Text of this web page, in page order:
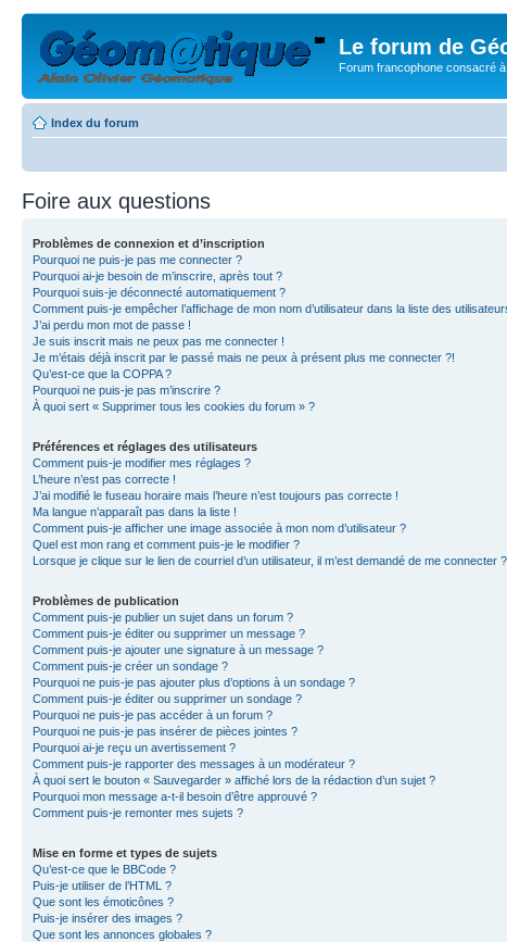
Le forum de
Forum francophone consacré
Index du forum
Foire aux questions
Problèmes de connexion et d’inscription
Pourquoi ne puis-je pas me connecter ?
Pourquoi ai-je besoin de m’inscrire, après tout ?
Pourquoi suis-je déconnecté automatiquement ?
Comment puis-je empêcher l’affichage de mon nom d’utilisateur dans la liste des
J’ai perdu mon mot de passe !
Je suis inscrit mais ne peux pas me connecter !
Je m’étais déjà inscrit par le passé mais ne peux à présent plus me connecter ?!
Qu’est-ce que la COPPA ?
Pourquoi ne puis-je pas m’inscrire ?
À quoi sert « Supprimer tous les cookies du forum » ?
Préférences et réglages des utilisateurs
Comment puis-je modifier mes réglages ?
L’heure n’est pas correcte !
J’ai modifié le fuseau horaire mais l’heure n’est toujours pas correcte !
Ma langue n’apparaît pas dans la liste !
Comment puis-je afficher une image associée à mon nom d’utilisateur ?
Quel est mon rang et comment puis-je le modifier ?
Lorsque je clique sur le lien de courriel d’un utilisateur, il m’est demandé de me connecter ?
Problèmes de publication
Comment puis-je publier un sujet dans un forum ?
Comment puis-je éditer ou supprimer un message ?
Comment puis-je ajouter une signature à un message ?
Comment puis-je créer un sondage ?
Pourquoi ne puis-je pas ajouter plus d’options à un sondage ?
Comment puis-je éditer ou supprimer un sondage ?
Pourquoi ne puis-je pas accéder à un forum ?
Pourquoi ne puis-je pas insérer de pièces jointes ?
Pourquoi ai-je reçu un avertissement ?
Comment puis-je rapporter des messages à un modérateur ?
À quoi sert le bouton « Sauvegarder » affiché lors de la rédaction d’un sujet ?
Pourquoi mon message a-t-il besoin d’être approuvé ?
Comment puis-je remonter mes sujets ?
Mise en forme et types de sujets
Qu’est-ce que le BBCode ?
Puis-je utiliser de l’HTML ?
Que sont les émoticônes ?
Puis-je insérer des images ?
Que sont les annonces globales ?